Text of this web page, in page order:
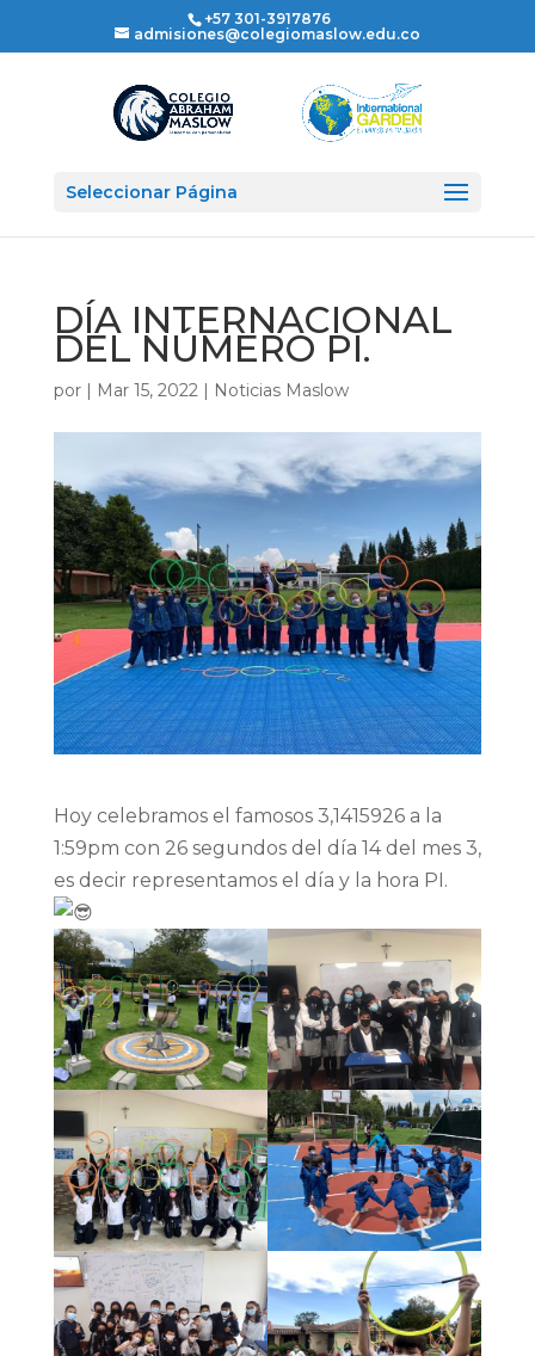
+57 301-3917876
admisiones@colegiomaslow.edu.co
Seleccionar Página
DÍA INTERNACIONAL
DEL NÚMERO PI.
por | Mar 15, 2022| Noticias Maslow
Hoy celebramos el famosos 3,1415926 a la
1:59pm con 26 segundos del día 14 del mes 3,
es decir representamos el día y la hora PI.